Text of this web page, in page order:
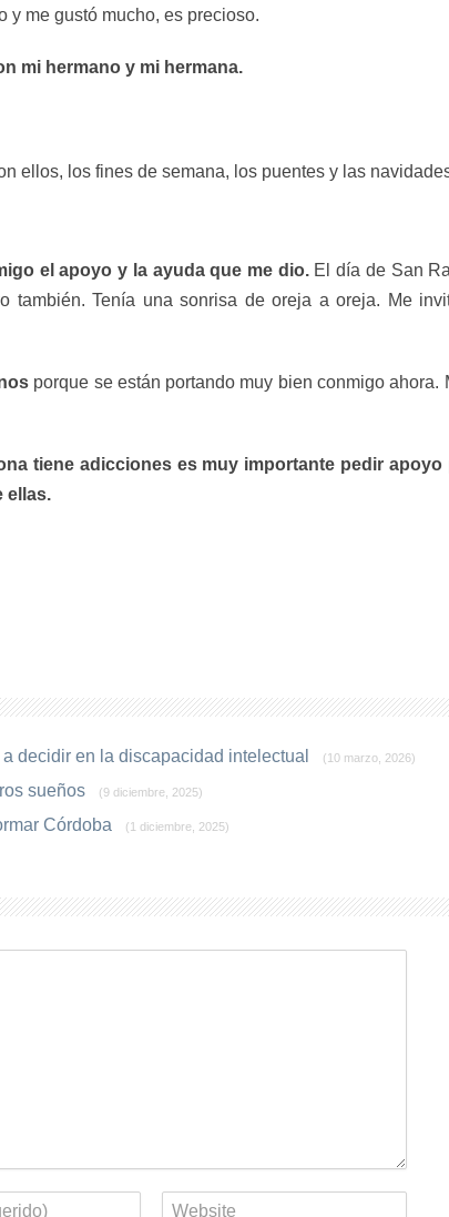
y me gustó mucho, es precioso.
mi hermano y mi hermana.
ellos, los fines de semana, los puentes y las
el apoyo y la ayuda que me dio.El día de San
también. Tenía una sonrisa de oreja a oreja. Me
porque se están portando muy bien conmigo ahora.
tiene adicciones es muy importante pedir
ellas.
decidir en la discapacidad intelectual (10 marzo, 2026)
sueños (9 diciembre, 2025)
Córdoba (1 diciembre, 2025)
Web